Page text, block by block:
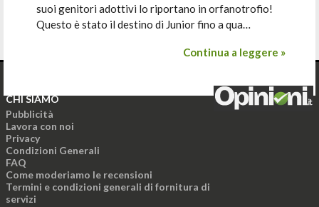
suoi genitori adottivi lo riportano in orfanotrofio!
Questo è stato il destino di Junior fino a qua…
Continua a leggere »
CHI SIAMO
Pubblicità
Lavora con noi
Privacy
Condizioni Generali
FAQ
Come moderiamo le recensioni
Termini e condizioni generali di fornitura di
servizi